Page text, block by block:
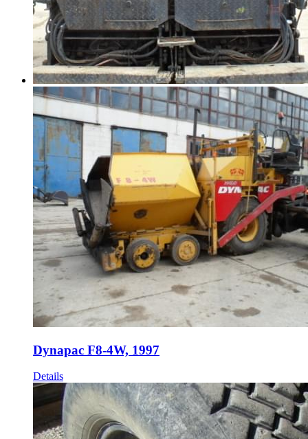
Dynapac F8-4W, 1997
Details